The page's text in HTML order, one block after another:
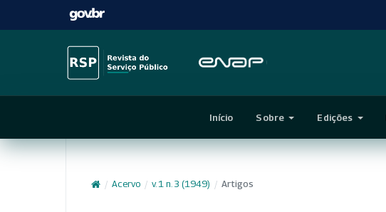
Início Sobre Edições
/ Acervo / v. 1 n. 3 (1949) / Artigos